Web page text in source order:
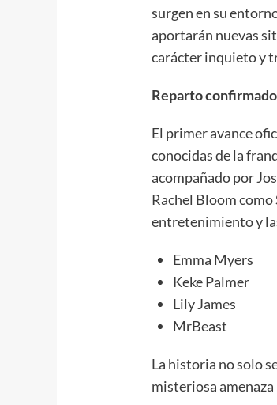
surgen en su
aportarán nuevas
carácter inquieto y
Reparto
El primer avance
conocidas de la
acompañado por
Rachel Bloom
entretenimiento y
Emma Myers
Keke Palmer
Lily James
MrBeast
La historia no solo
misteriosa amenaza